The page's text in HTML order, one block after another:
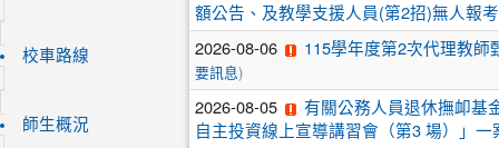
校車路線
師生概況
表
額公告、及教學支援人員(第2招)無人報考
2026-08-06 115學年度第2次代理教師
要訊息)
2026-08-05
有關公務人員退休撫卹基
自主投資線上宣導講習會（第3 場）」一